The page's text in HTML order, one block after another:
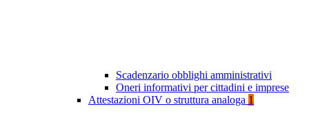
Scadenzario obblighi amministrativi
Oneri informativi per cittadini e imprese
Attestazioni OIV o struttura analoga 1